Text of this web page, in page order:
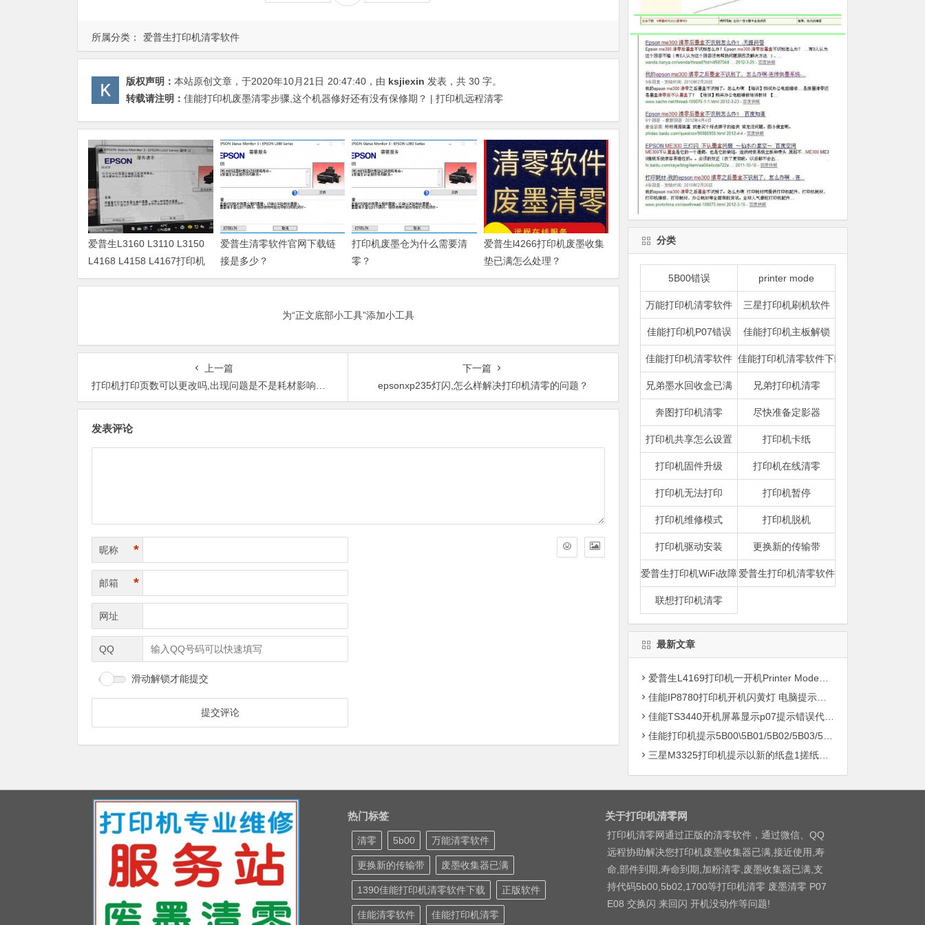
所属分类： 爱普生打印机清零软件
版权声明： 本站原创文章，于2020年10月21日 20:47:40 ，由 ksjiexin 发表，共 30 字。
转载请注明： 佳能打印机废墨清零步骤,这个机器修好还有没有保修期？ | 打印机远程清零
爱普生L3160 L3110 L3150
L4168 L4158 L4167打印机
废墨清零软件
爱普生清零软件官网下载链
接是多少？
打印机废墨仓为什么需要清
零？
爱普生l4266打印机废墨收集
垫已满怎么处理？
为“正文底部小工具”添加小工具
上一篇
打印机打印页数可以更改吗,出现问题是不是耗材影响这个因素？
下一篇
epsonxp235灯闪,怎么样解决打印机清零的问题？
发表评论
昵称 *
邮箱 *
网址
QQ
滑动解锁才能提交
分类
5B00错误 printer mode
万能打印机清零软件 三星打印机刷机软件
佳能打印机P07错误 佳能打印机主板解锁
佳能打印机清零软件 佳能打印机清零软件下载
兄弟墨水回收盒已满 兄弟打印机清零
奔图打印机清零 尽快准备定影器
打印机共享怎么设置 打印机卡纸
打印机固件升级 打印机在线清零
打印机无法打印 打印机暂停
打印机维修模式 打印机脱机
打印机驱动安装 更换新的传输带
爱普生打印机WiFi故障爱普生打印机清零软件
联想打印机清零
最新文章
爱普生L4169打印机一开机Printer Mode故障主板维修
佳能IP8780打印机开机闪黄灯 电脑提示错误5B00快速解决方案清零
佳能TS3440开机屏幕显示p07提示错误代码5B00快速解决方案 清零
佳能打印机提示5B00\5B01/5B02/5B03/5B04/5B11/5B12/5B13/5B14/1700/1702/1703/1704
三星M3325打印机提示以新的纸盘1搓纸轮进行更换
热门标签
清零 5b00 万能清零软件
更换新的传输带 废墨收集器已满
1390佳能打印机清零软件下载 正版软件
佳能清零软件 佳能打印机清零
关于打印机清零网
打印机清零网通过正版的清零软件，通过微信、QQ
远程协助解决您打印机废墨收集器已满,接近使用,寿
命,部件到期,寿命到期,加粉清零,废墨收集器已满,支
持代码5b00,5b02,1700等打印机清零 废墨清零 P07
E08 交换闪 来回闪 开机没动作等问题!